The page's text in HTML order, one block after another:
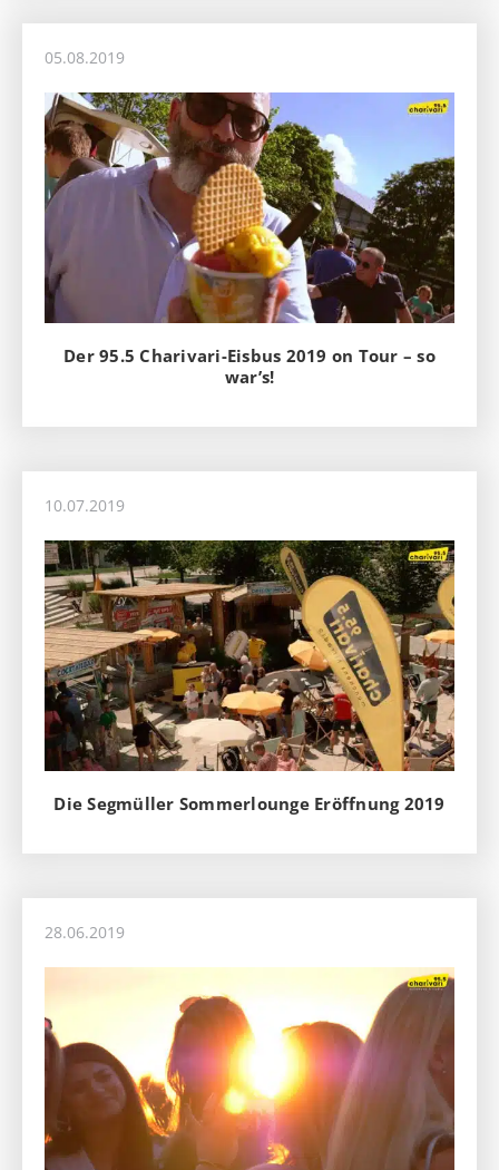
05.08.2019
Der 95.5 Charivari-Eisbus 2019 on Tour – so
war’s!
10.07.2019
Die Segmüller Sommerlounge Eröffnung 2019
28.06.2019